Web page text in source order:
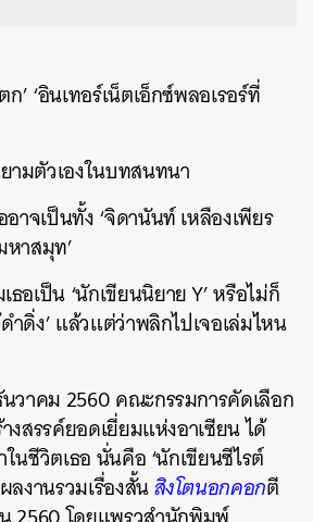
ก’ ‘อินเทอร์เน็ตเอ็กซ์พลอเรอร์ที่
ามตัวเองในบทสนทนา
อาจเป็นทั้ง ‘จิดานันท์ เหลืองเพียร
หาสมุท’
อเป็น ‘นักเขียนนิยาย Y’ หรือไม่ก็
ำดิ่ง’ แล้วแต่ว่าพลิกไปเจอเล่มไหน
วาคม 2560 คณะกรรมการคัดเลือก
งสรรค์ยอดเยี่ยมแห่งอาเซียน ได้
นชีวิตเธอ นั่นคือ ‘นักเขียนซีไรต์
ลงานรวมเรื่องสั้นสิงโตนอกคอกตี